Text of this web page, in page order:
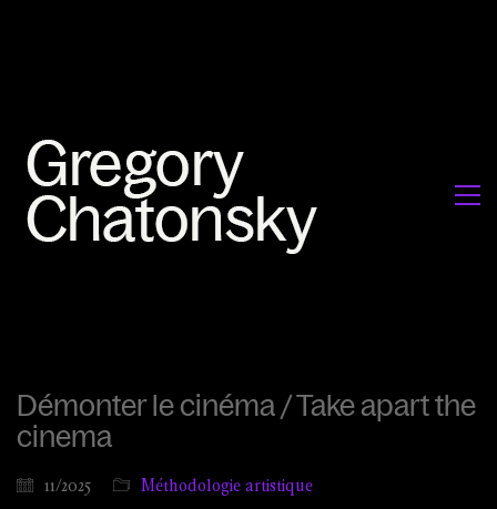
Démonter le cinéma / Take apart the
cinema
11/2025 Méthodologie artistique